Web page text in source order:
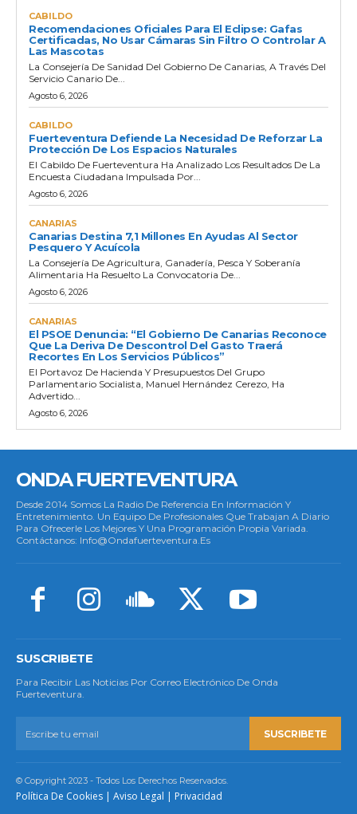
CABILDO
Recomendaciones Oficiales Para El Eclipse: Gafas
Certificadas, No Usar Cámaras Sin Filtro O Controlar A
Las Mascotas
La Consejería De Sanidad Del Gobierno De Canarias, A Través Del
Servicio Canario De...
Agosto 6, 2026
CABILDO
Fuerteventura Defiende La Necesidad De Reforzar La
Protección De Los Espacios Naturales
El Cabildo De Fuerteventura Ha Analizado Los Resultados De La
Encuesta Ciudadana Impulsada Por...
Agosto 6, 2026
CANARIAS
Canarias Destina 7,1 Millones En Ayudas Al Sector
Pesquero Y Acuícola
La Consejería De Agricultura, Ganadería, Pesca Y Soberanía
Alimentaria Ha Resuelto La Convocatoria De...
Agosto 6, 2026
CANARIAS
El PSOE Denuncia: “El Gobierno De Canarias Reconoce
Que La Deriva De Descontrol Del Gasto Traerá
Recortes En Los Servicios Públicos”
El Portavoz De Hacienda Y Presupuestos Del Grupo
Parlamentario Socialista, Manuel Hernández Cerezo, Ha
Advertido...
Agosto 6, 2026
ONDA FUERTEVENTURA
Desde 2014 Somos La Radio De Referencia En Información Y
Entretenimiento. Un Equipo De Profesionales Que Trabajan A Diario
Para Ofrecerle Los Mejores Y Una Programación Propia Variada.
Contáctanos: Info@ondafuerteventura.es
SUSCRIBETE
Para Recibir Las Noticias Por Correo Electrónico De Onda
Fuerteventura.
SUSCRIBETE
© Copyright 2023 - Todos Los Derechos Reservados.
Política De Cookies | Aviso Legal | Privacidad